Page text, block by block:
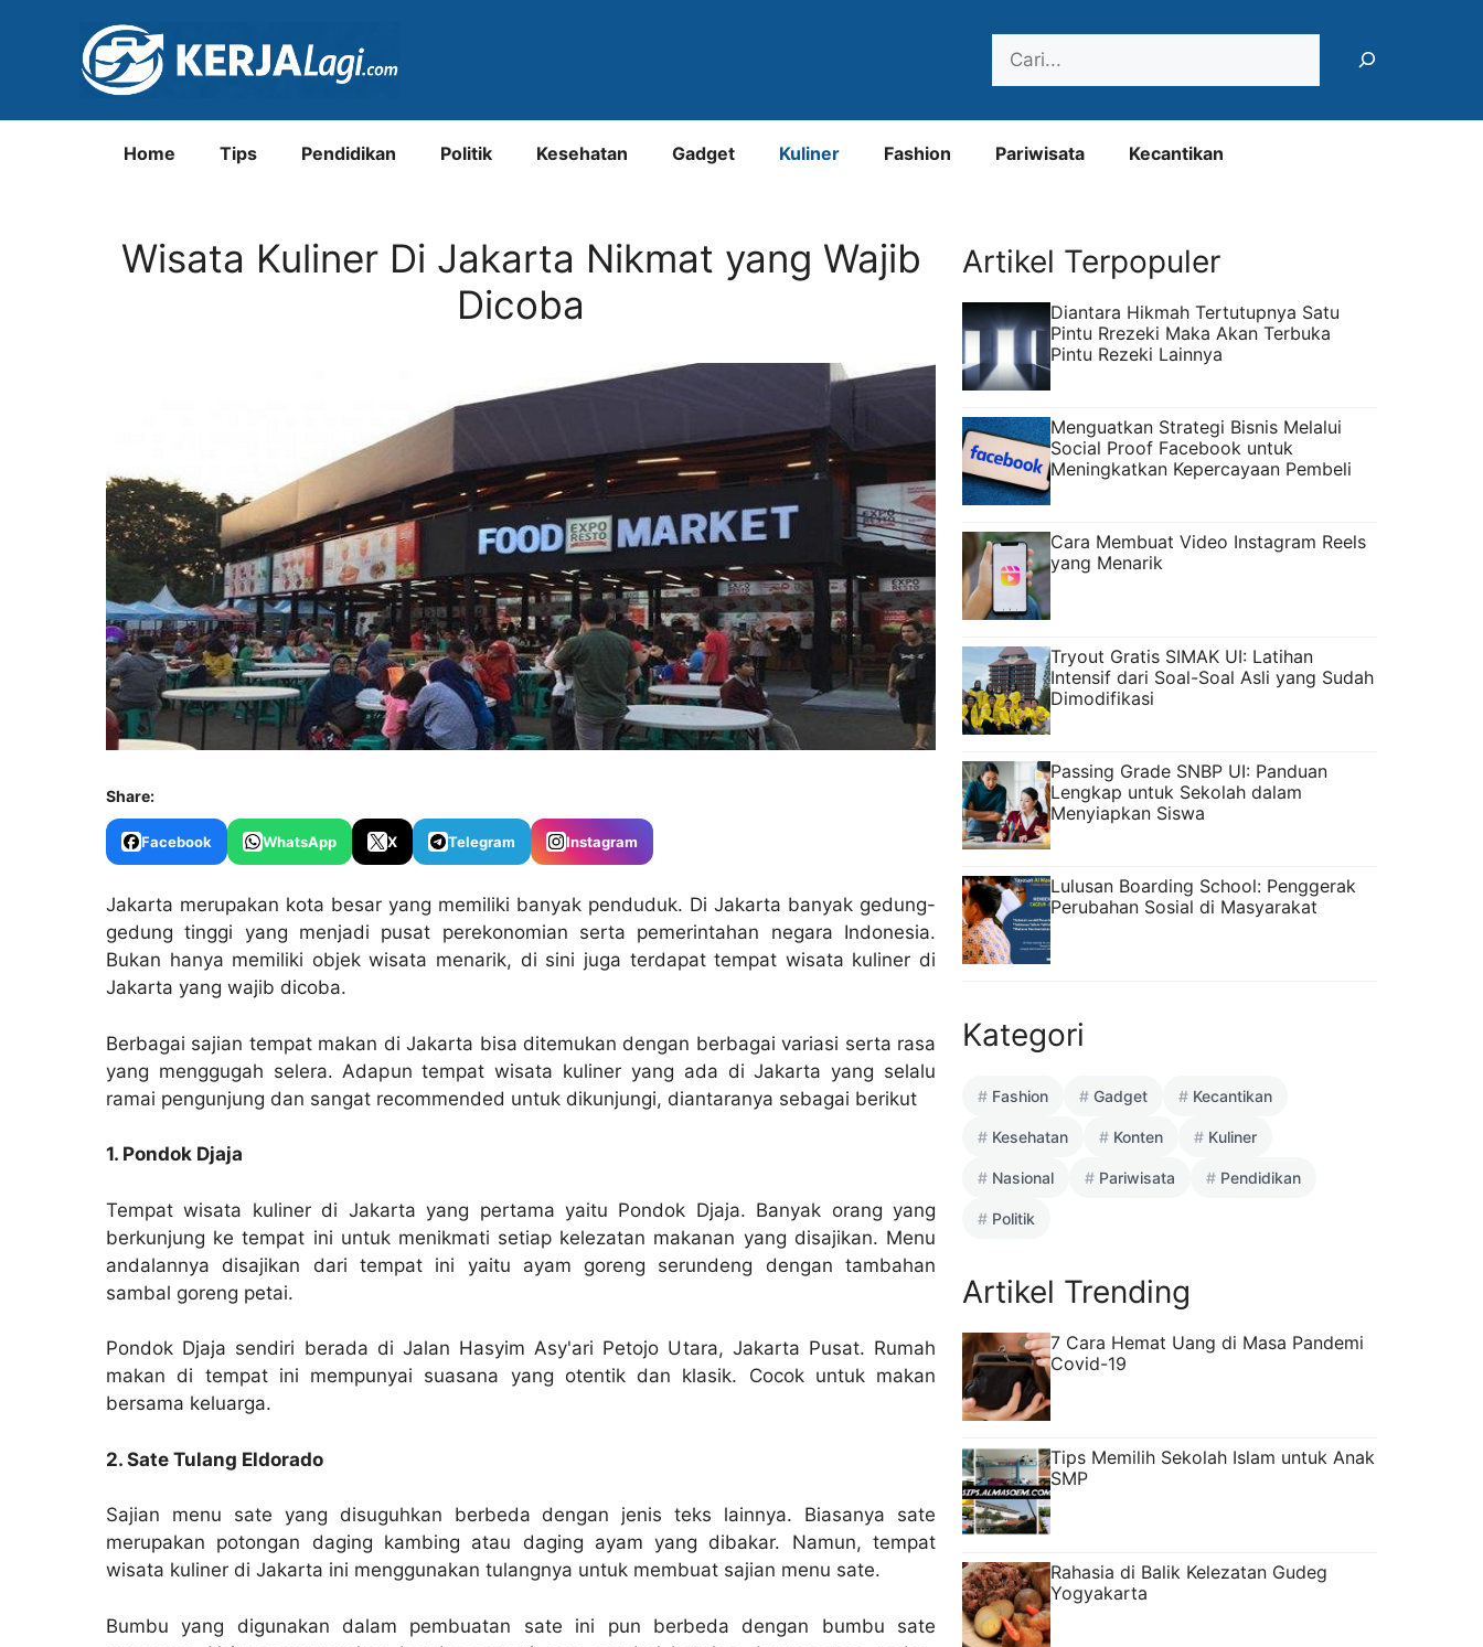
Home Tips Pendidikan Politik Kesehatan Gadget Kuliner Fashion Pariwisata Kecantikan
Wisata Kuliner Di Jakarta Nikmat yang Wajib
Dicoba
Share:
Facebook WhatsApp X Telegram Instagram
Jakarta merupakan kota besar yang memiliki banyak penduduk. Di Jakarta banyak gedung-
gedung tinggi yang menjadi pusat perekonomian serta pemerintahan negara Indonesia.
Bukan hanya memiliki objek wisata menarik, di sini juga terdapat tempat wisata kuliner di
Jakarta yang wajib dicoba.
Berbagai sajian tempat makan di Jakarta bisa ditemukan dengan berbagai variasi serta rasa
yang menggugah selera. Adapun tempat wisata kuliner yang ada di Jakarta yang selalu
ramai pengunjung dan sangat recommended untuk dikunjungi, diantaranya sebagai berikut
1. Pondok Djaja
Tempat wisata kuliner di Jakarta yang pertama yaitu Pondok Djaja. Banyak orang yang
berkunjung ke tempat ini untuk menikmati setiap kelezatan makanan yang disajikan. Menu
andalannya disajikan dari tempat ini yaitu ayam goreng serundeng dengan tambahan
sambal goreng petai.
Pondok Djaja sendiri berada di Jalan Hasyim Asy'ari Petojo Utara, Jakarta Pusat. Rumah
makan di tempat ini mempunyai suasana yang otentik dan klasik. Cocok untuk makan
bersama keluarga.
2. Sate Tulang Eldorado
Sajian menu sate yang disuguhkan berbeda dengan jenis teks lainnya. Biasanya sate
merupakan potongan daging kambing atau daging ayam yang dibakar. Namun, tempat
wisata kuliner di Jakarta ini menggunakan tulangnya untuk membuat sajian menu sate.
Bumbu yang digunakan dalam pembuatan sate ini pun berbeda dengan bumbu sate
Artikel Terpopuler
Diantara Hikmah Tertutupnya Satu
Pintu Rrezeki Maka Akan Terbuka
Pintu Rezeki Lainnya
Menguatkan Strategi Bisnis Melalui
Social Proof Facebook untuk
Meningkatkan Kepercayaan Pembeli
Cara Membuat Video Instagram Reels
yang Menarik
Tryout Gratis SIMAK UI: Latihan
Intensif dari Soal-Soal Asli yang Sudah
Dimodifikasi
Passing Grade SNBP UI: Panduan
Lengkap untuk Sekolah dalam
Menyiapkan Siswa
Lulusan Boarding School: Penggerak
Perubahan Sosial di Masyarakat
Kategori
Fashion Gadget Kecantikan
Kesehatan Konten Kuliner
Nasional Pariwisata Pendidikan
Politik
Artikel Trending
7 Cara Hemat Uang di Masa Pandemi
Covid-19
Tips Memilih Sekolah Islam untuk Anak
SMP
Rahasia di Balik Kelezatan Gudeg
Yogyakarta